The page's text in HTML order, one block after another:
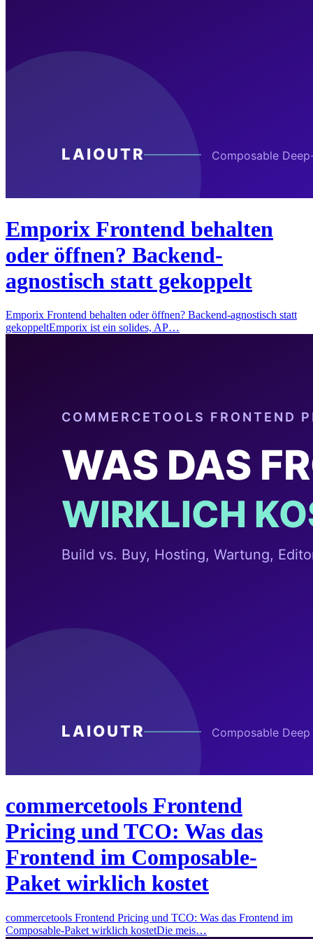
Emporix Frontend behalten
oder öffnen? Backend-
agnostisch statt gekoppelt
Emporix Frontend behalten oder öffnen? Backend-agnostisch statt
gekoppeltEmporix ist ein solides, AP…
commercetools Frontend
Pricing und TCO: Was das
Frontend im Composable-
Paket wirklich kostet
commercetools Frontend Pricing und TCO: Was das Frontend im
Composable-Paket wirklich kostetDie meis…